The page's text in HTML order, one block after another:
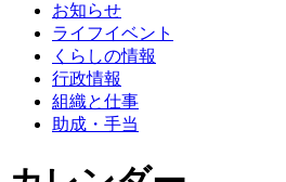
お知らせ
ライフイベント
くらしの情報
行政情報
組織と仕事
助成・手当